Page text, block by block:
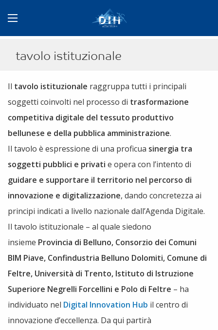
tavolo istituzionale
Il tavolo istituzionale raggruppa tutti i principali
soggetti coinvolti nel processo di trasformazione
competitiva digitale del tessuto produttivo
bellunese e della pubblica amministrazione.
Il tavolo è espressione di una proficua sinergia tra
soggetti pubblici e privati e opera con l’intento di
guidare e supportare il territorio nel percorso di
innovazione e digitalizzazione, dando concretezza ai
principi indicati a livello nazionale dall’Agenda Digitale.
Il tavolo istituzionale – al quale siedono
insieme Provincia di Belluno, Consorzio dei Comuni
BIM Piave, Confindustria Belluno Dolomiti, Comune di
Feltre, Università di Trento, Istituto di Istruzione
Superiore Negrelli Forcellini e Polo di Feltre – ha
individuato nel Digital Innovation Hub il centro di
innovazione d’eccellenza. Da qui partirà